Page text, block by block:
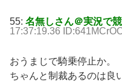
55: 名無しさん＠実況で
17:37:19.36
おうまじで騎乗停止か。
ちゃんと制裁あるのは良